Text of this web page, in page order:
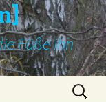
Füße ihn
Suche